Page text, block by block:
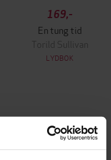
169,-
En tung tid
Torild Sullivan
LYDBOK
Premium